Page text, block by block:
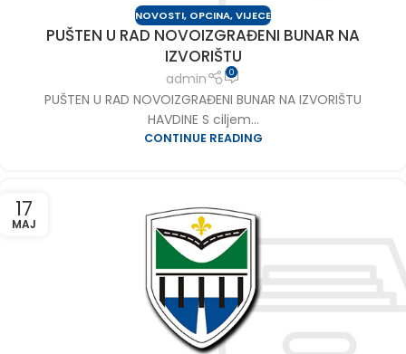
NOVOSTI, OPCINA,VIJECE
PUŠTEN U RAD NOVOIZGRAĐENI BUNAR NA
IZVORIŠTU
admin 0
PUŠTEN U RAD NOVOIZGRAĐENI BUNAR NA IZVORIŠTU
HAVDINE S ciljem...
CONTINUE READING
17
MAJ